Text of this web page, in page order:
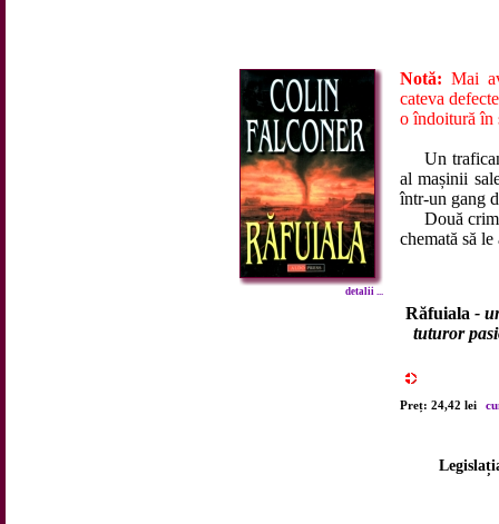
detalii ...
Notă: Mai
cateva
o îndoitură în
Un
al mașinii
într-un gang
Două crime
chemată să le
Răfuiala -
tuturor
Preț: 24,42 lei